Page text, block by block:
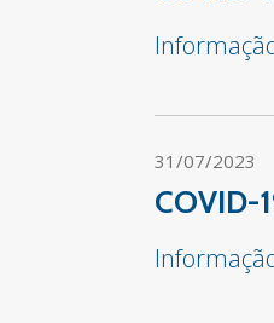
31/07/2023
COVID-